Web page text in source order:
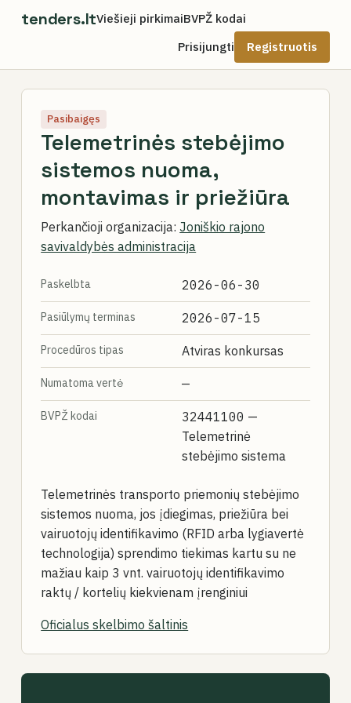
tenders.ltViešieji pirkimaiBVPŽ kodai
Prisijungti
Registruotis
Pasibaigęs
Telemetrinės stebėjimo
sistemos nuoma,
montavimas ir priežiūra
Perkančioji organizacija: Joniškio rajono
savivaldybės administracija
Paskelbta 2026-06-30
Pasiūlymų terminas 2026-07-15
Procedūros tipas Atviras konkursas
Numatoma vertė —
BVPŽ kodai 32441100 —
Telemetrinė
stebėjimo sistema
Telemetrinės transporto priemonių stebėjimo
sistemos nuoma, jos įdiegimas, priežiūra bei
vairuotojų identifikavimo (RFID arba lygiavertė
technologija) sprendimo tiekimas kartu su ne
mažiau kaip 3 vnt. vairuotojų identifikavimo
raktų / kortelių kiekvienam įrenginiui
Oficialus skelbimo šaltinis